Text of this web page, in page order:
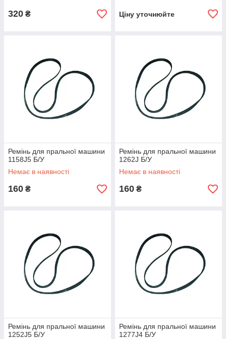
320 ₴ Ціну уточнюйте
Ремінь для пральної машини
1158J5 Б/У
Немає в наявності
160 ₴
Ремінь для пральної машини
1262J Б/У
Немає в наявності
160 ₴
Ремінь для пральної машини
1252J5 Б/У
Ремінь для пральної машини
1277J4 Б/У